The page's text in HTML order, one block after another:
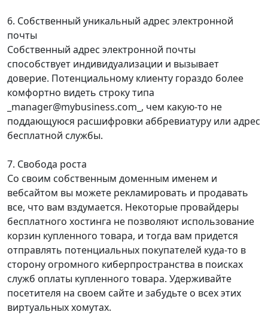
6. Собственный уникальный адрес электронной
почты
Собственный адрес электронной почты
способствует индивидуализации и вызывает
доверие. Потенциальному клиенту гораздо более
комфортно видеть строку типа
_manager@mybusiness.com_, чем какую-то не
поддающуюся расшифровки аббревиатуру или адрес
бесплатной службы.
7. Свобода роста
Со своим собственным доменным именем и
вебсайтом вы можете рекламировать и продавать
все, что вам вздумается. Некоторые провайдеры
бесплатного хостинга не позволяют использование
корзин купленного товара, и тогда вам придется
отправлять потенциальных покупателей куда-то в
сторону огромного киберпространства в поисках
служб оплаты купленного товара. Удерживайте
посетителя на своем сайте и забудьте о всех этих
виртуальных хомутах.